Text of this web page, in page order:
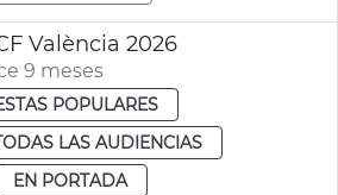
València 2026
9 meses
POPULARES
LAS AUDIENCIAS
EN PORTADA